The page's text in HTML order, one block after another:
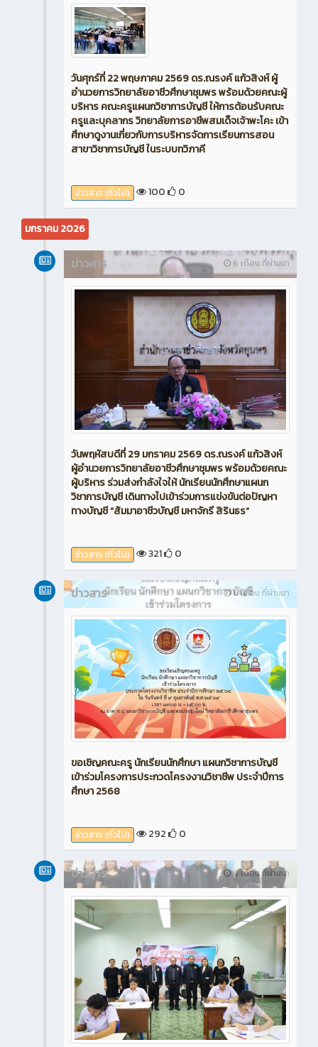
วันศุกร์ที่ 22 พฤษภาคม 2569 ดร.ณรงค์ แก้วสิงห์ ผู้
อำนวยการวิทยาลัยอาชีวศึกษาชุมพร พร้อมด้วยคณะผู้
บริหาร คณะครูแผนกวิชาการบัญชี ให้การต้อนรับคณะ
ครูและบุคลากร วิทยาลัยการอาชีพสมเด็จเจ้าพะโคะ เข้า
ศึกษาดูงานเกี่ยวกับการบริหารจัดการเรียนการสอน
สาขาวิชาการบัญชี ในระบบทวิภาคี
ข่าวสาร (ทั่วไป) 100 0
มกราคม 2026
6 เดือน ที่ผ่านมา
ข่าวสาร
วันพฤหัสบดีที่ 29 มกราคม 2569 ดร.ณรงค์ แก้วสิงห์
ผู้อำนวยการวิทยาลัยอาชีวศึกษาชุมพร พร้อมด้วยคณะ
ผู้บริหาร ร่วมส่งกำลังใจให้ นักเรียนนักศึกษาแผนก
วิชาการบัญชี เดินทางไปเข้าร่วมการแข่งขันต่อปัญหา
ทางบัญชี “สัมมาอาชีวบัญชี มหาจักรี สิรินธร”
ข่าวสาร (ทั่วไป) 321 0
6 เดือน ที่ผ่านมา
ข่าวสาร
ขอเชิญคณะครู นักเรียนนักศึกษา แผนกวิชาการบัญชี
เข้าร่วมโครงการประกวดโครงงานวิชาชีพ ประจำปีการ
ศึกษา 2568
ข่าวสาร (ทั่วไป) 292 0
6 เดือน ที่ผ่านมา
ข่าวสาร